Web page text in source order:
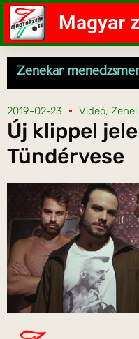
Magyar
Zenekar
2019-02-23 Videó,
Új klippel
Tündérvese